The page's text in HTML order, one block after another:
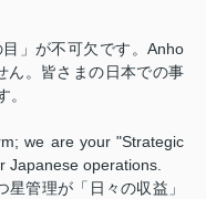
」が不可欠です。Anho
ん。皆さまの日本での事
we are your "Strategic
Japanese operations.
管理が「日々の収益」